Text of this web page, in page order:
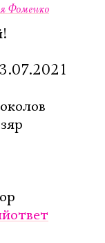
Фоменко